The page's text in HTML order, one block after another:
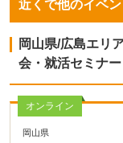
近くで他のイベ
岡山県/広島エリ
会・就活セミナ
オンライン
岡山県